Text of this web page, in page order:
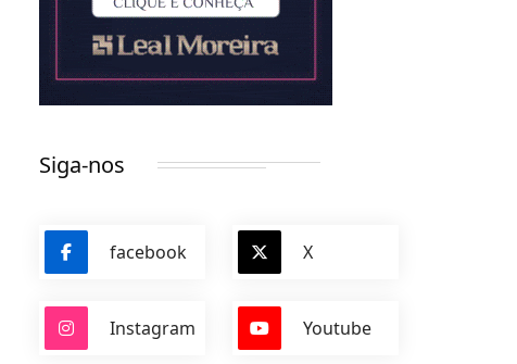
Siga-nos
facebook X
Instagram Youtube